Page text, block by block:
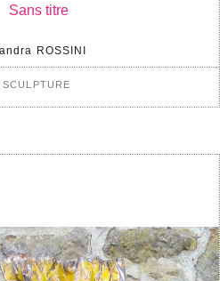
Sans titre
ROSSINI
SCULPTURE